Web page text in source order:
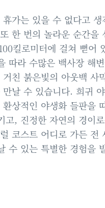
가는 있을 수 없다고 생
한 번의 놀라운 순간을
킬로미터에 걸쳐 뻗어
따라 수많은 백사장 해
친 붉은빛의 아웃백 사
날 수 있습니다. 희귀
상적인 야생화 들판을
고, 진정한 자연의 경이
코스트 어디로 가든 전
수 있는 특별한 경험을